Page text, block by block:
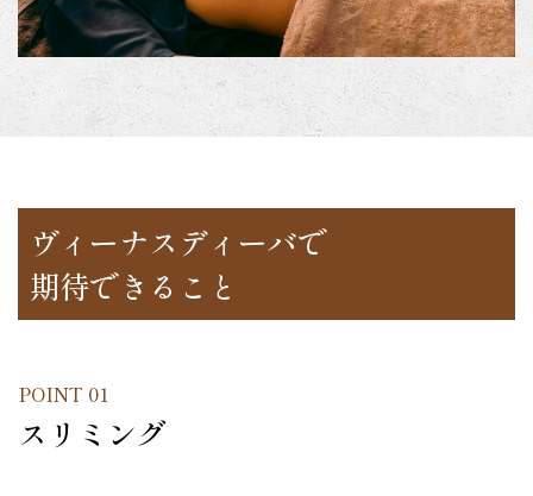
ヴィーナスディーバで
期待できること
POINT 01
スリミング